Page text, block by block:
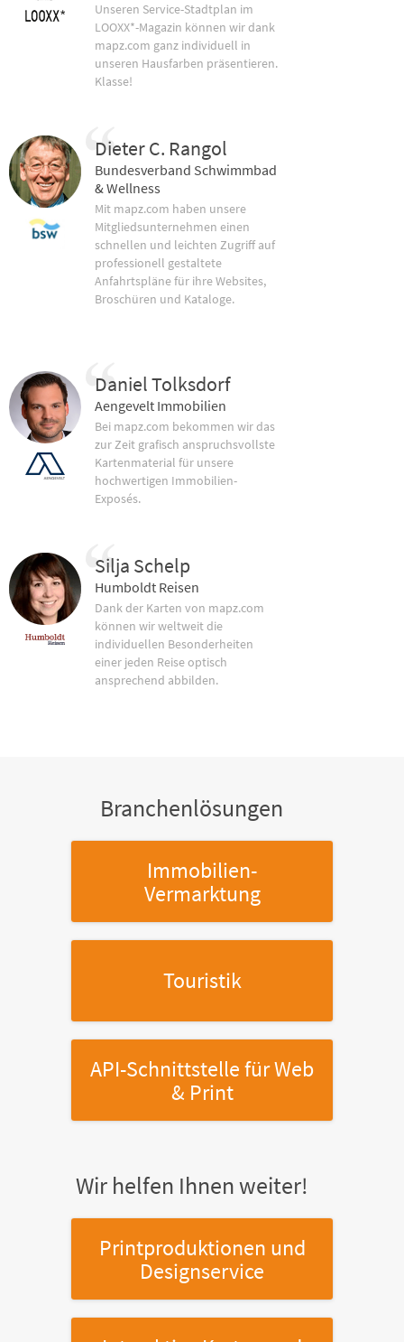
Unseren Service-Stadtplan im
LOOXX*-Magazin können wir dank
mapz.com ganz individuell in
unseren Hausfarben präsentieren.
Klasse!
Dieter C. Rangol
Bundesverband Schwimmbad
& Wellness
Mit mapz.com haben unsere
Mitgliedsunternehmen einen
schnellen und leichten Zugriff auf
professionell gestaltete
Anfahrtspläne für ihre Websites,
Broschüren und Kataloge.
Daniel Tolksdorf
Aengevelt Immobilien
Bei mapz.com bekommen wir das
zur Zeit grafisch anspruchsvollste
Kartenmaterial für unsere
hochwertigen Immobilien-
Exposés.
Silja Schelp
Humboldt Reisen
Dank der Karten von mapz.com
können wir weltweit die
individuellen Besonderheiten
einer jeden Reise optisch
ansprechend abbilden.
Branchenlösungen
Immobilien-
Vermarktung
Touristik
API-Schnittstellefür Web
& Print
Wir helfen Ihnen weiter!
Printproduktionen und
Designservice